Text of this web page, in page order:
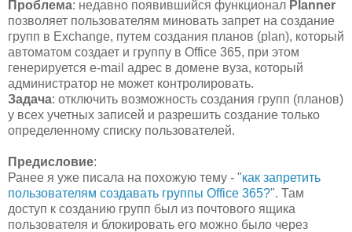
Проблема: недавно появившийся функционал Planner
позволяет пользователям миновать запрет на создание
групп в Exchange, путем создания планов (plan), который
автоматом создает и группу в Office 365, при этом
генерируется e-mail адрес в домене вуза, который
администратор не может контролировать.
Задача: отключить возможность создания групп (планов)
у всех учетных записей и разрешить создание только
определенному списку пользователей.
Предисловие:
Ранее я уже писала на похожую тему - "как запретить
пользователям создавать группы Office 365?". Там
доступ к созданию групп был из почтового ящика
пользователя и блокировать его можно было через